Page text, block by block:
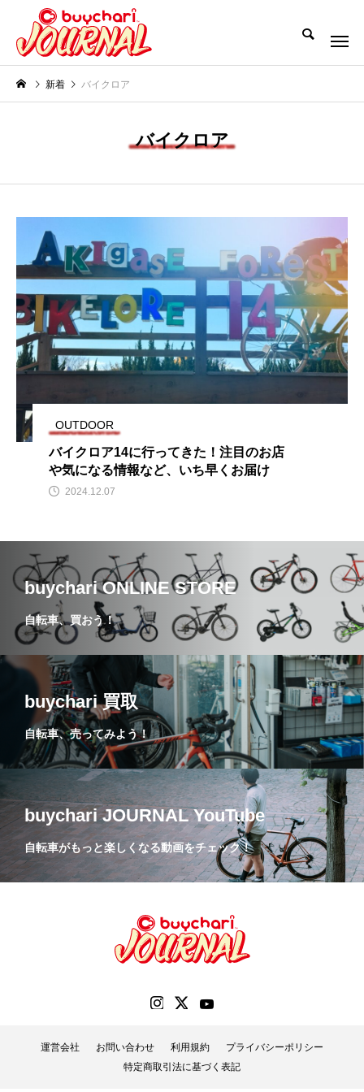
新着 バイクロア
バイクロア
OUTDOOR
バイクロア14に行ってきた！注目のお店
や気になる情報など、いち早くお届け
2024.12.07
buychari ONLINE STORE
自転車、買おう！
buychari 買取
自転車、売ってみよう！
buychari JOURNAL YouTube
自転車がもっと楽しくなる動画をチェック！
運営会社 お問い合わせ 利用規約
プライバシーポリシー
特定商取引法に基づく表記